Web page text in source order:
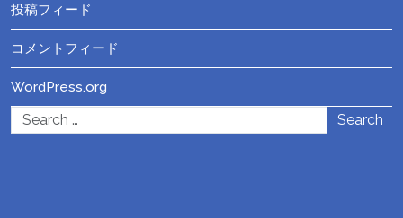
投稿フィード
コメントフィード
WordPress.org
Search